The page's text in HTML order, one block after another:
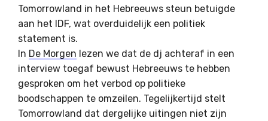
Tomorrowland in het Hebreeuws steun betuigde
aan het IDF, wat overduidelijk een politiek
statement is.
In De Morgen lezen we dat de dj achteraf in een
interview toegaf bewust Hebreeuws te hebben
gesproken om het verbod op politieke
boodschappen te omzeilen. Tegelijkertijd stelt
Tomorrowland dat dergelijke uitingen niet zijn